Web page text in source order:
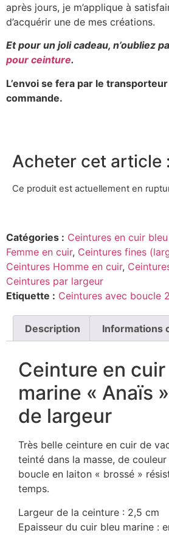
après jours, je m’applique à
d’acquérir une de mes créations.
Et pour un joli cadeau, n’oubliez
pour ceinture.
L’envoi se fera par le
commande.
Acheter cet article :
Ce produit est actuellement en
Catégories : Ceintures en cuir
Femme en cuir, Ceintures fines
Ceintures Homme en cuir,
Ceintures par largeur
Etiquette : Ceintures avec boucle
Description Informations
Ceinture en
marine « Anaïs
de largeur
Très belle ceinture en cuir de
teinté dans la masse, de
boucle en laiton « brossé »
temps.
Largeur de la ceinture : 2,5 cm
Epaisseur du cuir bleu marine :